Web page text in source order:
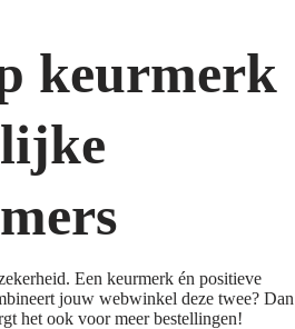
keurmerk
Een keurmerk én positieve
jouw webwinkel deze twee? Dan
het ook voor meer bestellingen!